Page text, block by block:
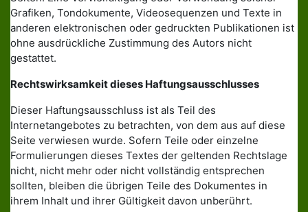
Grafiken, Tondokumente, Videosequenzen und Texte in
anderen elektronischen oder gedruckten Publikationen ist
ohne ausdrückliche Zustimmung des Autors nicht
gestattet.
Rechtswirksamkeit dieses Haftungsausschlusses
Dieser Haftungsausschluss ist als Teil des
Internetangebotes zu betrachten, von dem aus auf diese
Seite verwiesen wurde. Sofern Teile oder einzelne
Formulierungen dieses Textes der geltenden Rechtslage
nicht, nicht mehr oder nicht vollständig entsprechen
sollten, bleiben die übrigen Teile des Dokumentes in
ihrem Inhalt und ihrer Gültigkeit davon unberührt.